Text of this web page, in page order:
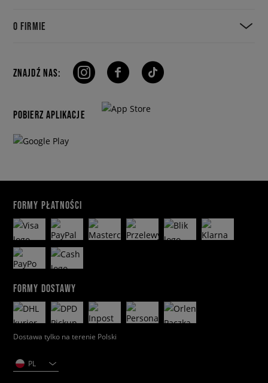
O FIRMIE
ZNAJDŹ NAS:
POBIERZ APLIKACJE
FORMY PŁATNOŚCI
FORMY DOSTAWY
Dostawa tylko na terenie Polski
PL